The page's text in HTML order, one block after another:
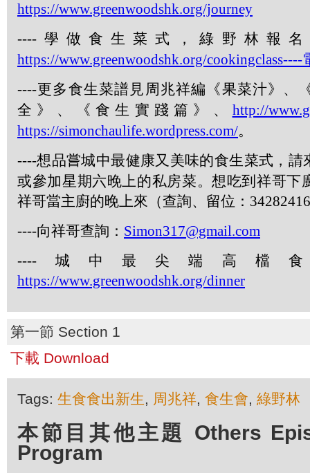
https://www.greenwoodshk.org/journey
---- 學做食生菜式，綠野林報
https://www.greenwoodshk.org/cookingclass----
----更多食生菜譜見周兆祥編《果菜汁》、
全》、《食生實踐篇》、 http://
https://simonchaulife.wordpress.com/。
----想品嘗城中最健康又美味的食生菜式，請
或參加星期六晚上的私房菜。想吃到祥哥下
祥哥當主廚的晚上來（查詢、留位： 34282416
----向祥哥查詢： Simon317@gmail.com
---- 城中最尖端高檔
https://www.greenwoodshk.org/dinner
第一節 Section 1
下載 Download
Tags: 生食食出新生, 周兆祥, 食生會, 綠野林
本節目其他主題 Others
Program